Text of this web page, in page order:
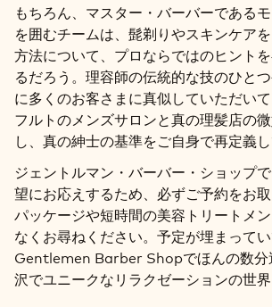
もちろん、マスター・バーバーである
を囲むチームは、髭剃りやスキンケア
方法について、プロならではのヒント
るだろう。理容師の伝統的な技のひと
に多くのお客さまに真似していただい
フルトのメンズサロンと真の理髪店の
し、真の紳士の基準をご自身で再定義し
ジェントルマン・バーバー・ショップ
望にお応えするため、必ずご予約をお
パッケージや短時間の美容トリートメ
なくお尋ねください。予定が埋まってい
Gentlemen Barber Shopでほんの数分
沢でユニークなリラクゼーションの世界